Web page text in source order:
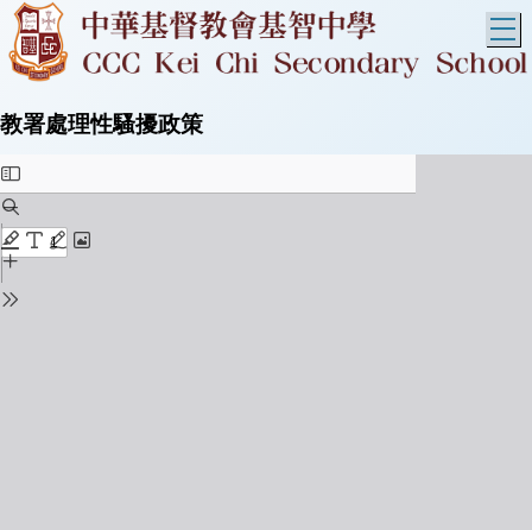
教署處理性騷擾政策